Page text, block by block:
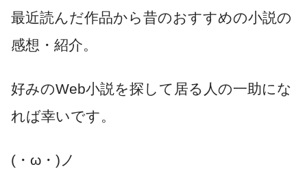
最近読んだ作品から昔のおすすめの小説の
感想・紹介。
好みのWeb小説を探して居る人の一助にな
れば幸いです。
(・ω・)ノ